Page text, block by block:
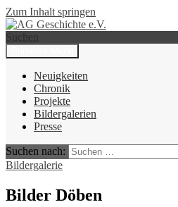
Zum Inhalt springen
AG Geschichte e.V.
Suchen
Neuigkeiten
Chronik
Projekte
Bildergalerien
Presse
Suchen nach:
Bildergalerie
Bilder Döben